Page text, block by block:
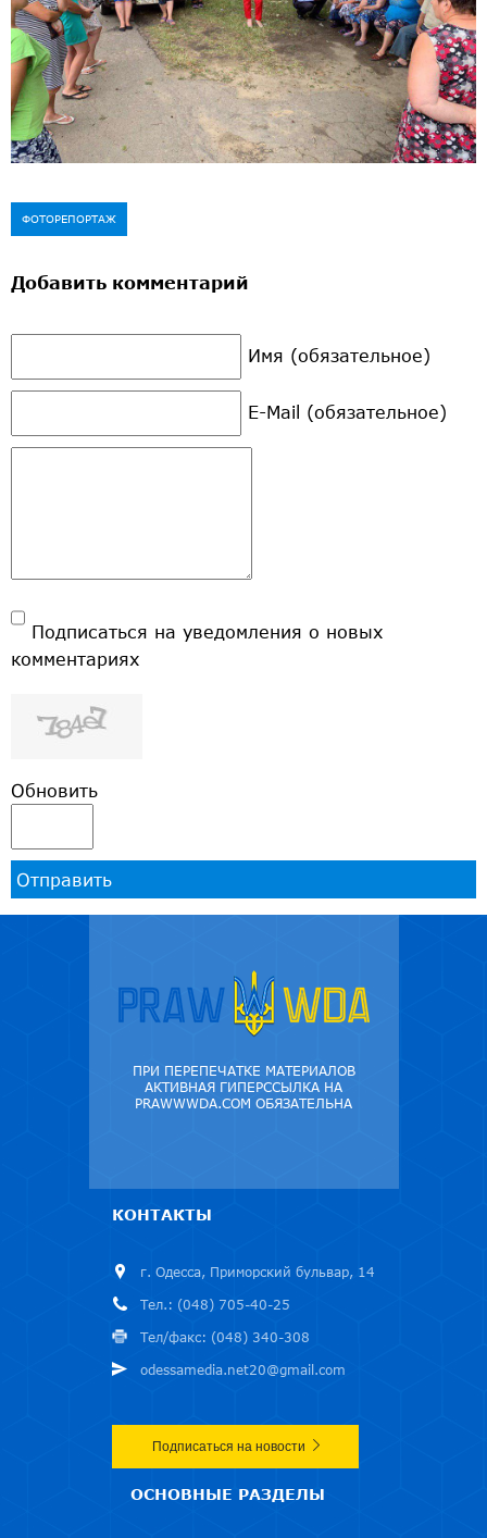
ФОТОРЕПОРТАЖ
Добавить комментарий
Имя (обязательное)
E-Mail (обязательное)
Подписаться на уведомления о новых
комментариях
Обновить
Отправить
ПРИ ПЕРЕПЕЧАТКЕ МАТЕРИАЛОВ
АКТИВНАЯ ГИПЕРССЫЛКА НА
PRAWWWDA.COM ОБЯЗАТЕЛЬНА
КОНТАКТЫ
г. Одесса, Приморский бульвар, 14
Тел.: (048) 705-40-25
Тел/факс: (048) 340-308
odessamedia.net20@gmail.com
Подписаться на новости
ОСНОВНЫЕ РАЗДЕЛЫ